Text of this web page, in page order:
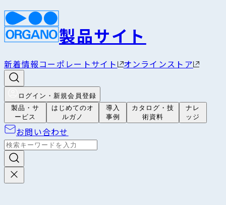
製品サイト
新着情報コーポレートサイト オンラインストア
ログイン・新規会員登録
製品・サ
ービス
はじめてのオ
ルガノ
導入
事例
カタログ・技
術資料
ナレ
ッジ
お問い合わせ